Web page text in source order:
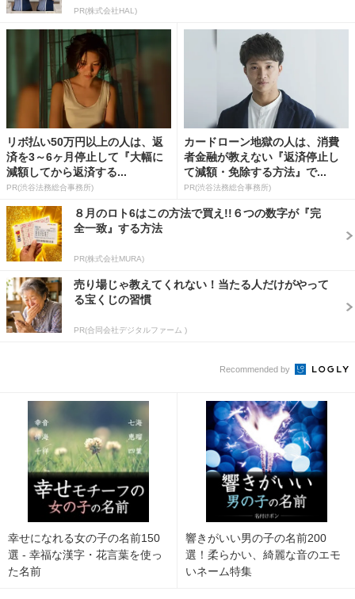
PR(株式会社HAL)
リボ払い50万円以上の人は、返
済を3～6ヶ月停止して『大幅に
減額してから返済する...
PR(渋谷法務総合事務所)
カードローン地獄の人は、消費
者金融が教えない『返済停止し
て減額・免除する方法』で...
PR(渋谷法務総合事務所)
８月のロト6はこの方法で買え!!６つの数字が『完
全一致』する方法
PR(株式会社MURA)
売り場じゃ教えてくれない！当たる人だけがやって
る宝くじの習慣
PR(合同会社デジタルファーム )
Recommended by
幸せになれる女の子の名前150
選 - 幸福な漢字・花言葉を使っ
た名前
響きがいい男の子の名前200
選！柔らかい、綺麗な音のエモ
いネーム特集